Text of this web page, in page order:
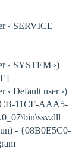
‹ SERVICE
‹ SYSTEM ›)
Default user ›)
11CF-AAA5-
- {08B0E5C0-